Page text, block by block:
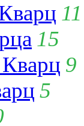
11
15
9
5